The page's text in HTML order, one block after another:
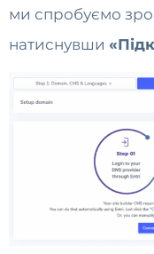
ми спробуємо
натиснувши